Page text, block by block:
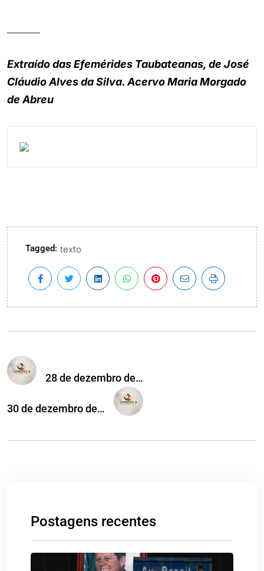
Extraído das Efemérides Taubateanas, de José
Cláudio Alves da Silva. Acervo Maria Morgado
de Abreu
Tagged: texto
28 de dezembro de…
30 de dezembro de…
Postagens recentes